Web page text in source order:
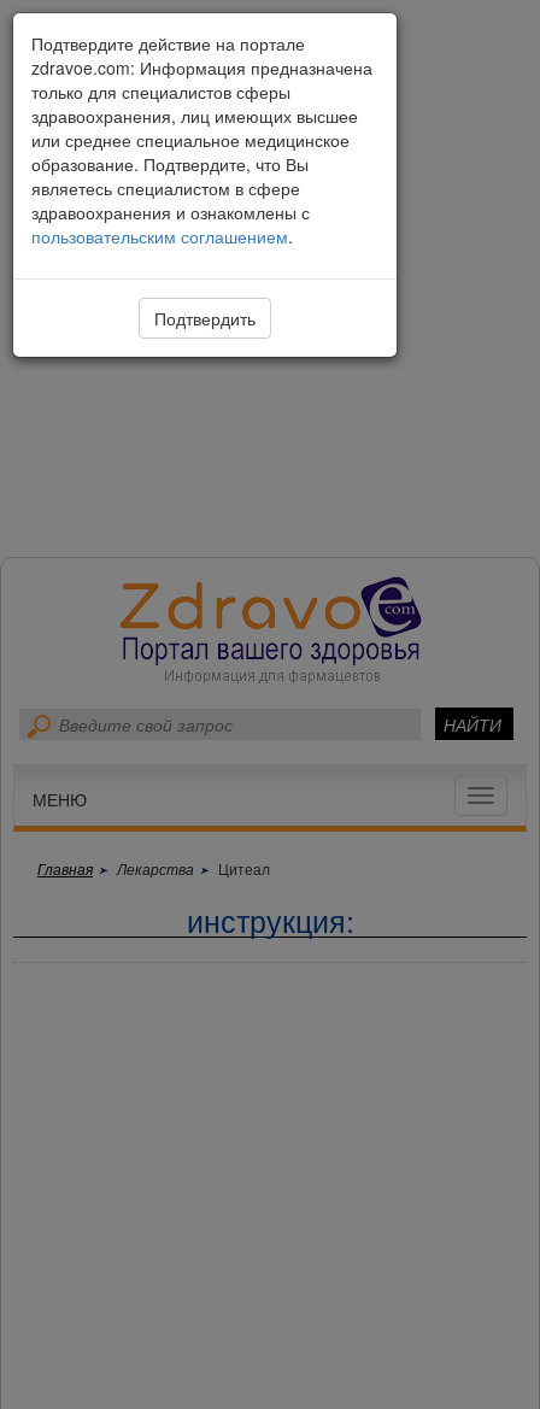
Toggle
МЕНЮ
Главная Лекарства Цитеал
инструкция:
Подтвердите действие на портале
zdravoe.com: Информация предназначена
только для специалистов сферы
здравоохранения, лиц имеющих высшее
или среднее специальное медицинское
образование. Подтвердите, что Вы
являетесь специалистом в сфере
здравоохранения и ознакомлены с
пользовательским соглашением.
Подтвердить